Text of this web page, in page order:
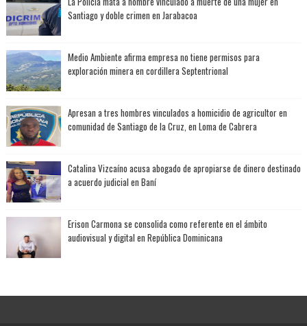
Santiago y doble crimen en Jarabacoa
Medio Ambiente afirma empresa no tiene permisos para
exploración minera en cordillera Septentrional
Apresan a tres hombres vinculados a homicidio de agricultor en
comunidad de Santiago de la Cruz, en Loma de Cabrera
Catalina Vizcaíno acusa abogado de apropiarse de dinero destinado
a acuerdo judicial en Baní
Erison Carmona se consolida como referente en el ámbito
audiovisual y digital en República Dominicana